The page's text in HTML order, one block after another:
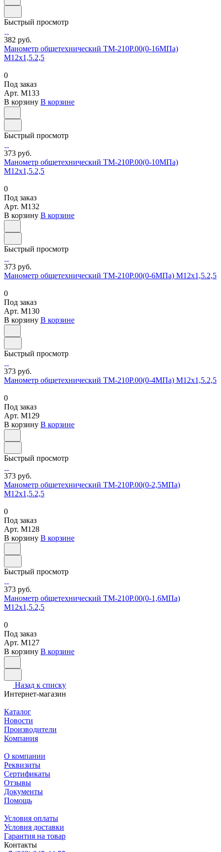
Быстрый просмотр
382 руб.
Манометр общетехнический ТМ-210Р.00(0-16МПа)
М12х1,5.2,5
0
Под заказ
Арт. M133
В корзину В корзине
Быстрый просмотр
373 руб.
Манометр общетехнический ТМ-210Р.00(0-10МПа)
М12х1,5.2,5
0
Под заказ
Арт. M132
В корзину В корзине
Быстрый просмотр
373 руб.
Манометр общетехнический ТМ-210Р.00(0-6МПа) М12х1,5.2,5
0
Под заказ
Арт. M130
В корзину В корзине
Быстрый просмотр
373 руб.
Манометр общетехнический ТМ-210Р.00(0-4МПа) М12х1,5.2,5
0
Под заказ
Арт. M129
В корзину В корзине
Быстрый просмотр
373 руб.
Манометр общетехнический ТМ-210Р.00(0-2,5МПа)
М12х1,5.2,5
0
Под заказ
Арт. M128
В корзину В корзине
Быстрый просмотр
373 руб.
Манометр общетехнический ТМ-210Р.00(0-1,6МПа)
М12х1,5.2,5
0
Под заказ
Арт. M127
В корзину В корзине
Назад к списку
Интернет-магазин
Каталог
Новости
Производители
Компания
О компании
Реквизиты
Сертификаты
Отзывы
Документы
Помощь
Условия оплаты
Условия доставки
Гарантия на товар
Контакты